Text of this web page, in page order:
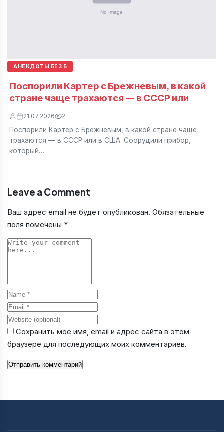
АНЕКДОТЫ БЕЗ Б
Поспорили Картер с Брежневым, в какой
стране чаще трахаются — в СССР или
21.07.2026 2
Поспорили Картер с Брежневым, в какой стране чаще
трахаются — в СССР или в США. Соорудили прибор,
который…
Leave a Comment
Ваш адрес email не будет опубликован. Обязательные
поля помечены *
Comment
Name
Email
Website
Сохранить моё имя, email и адрес сайта в этом
браузере для последующих моих комментариев.
Отправить комментарий